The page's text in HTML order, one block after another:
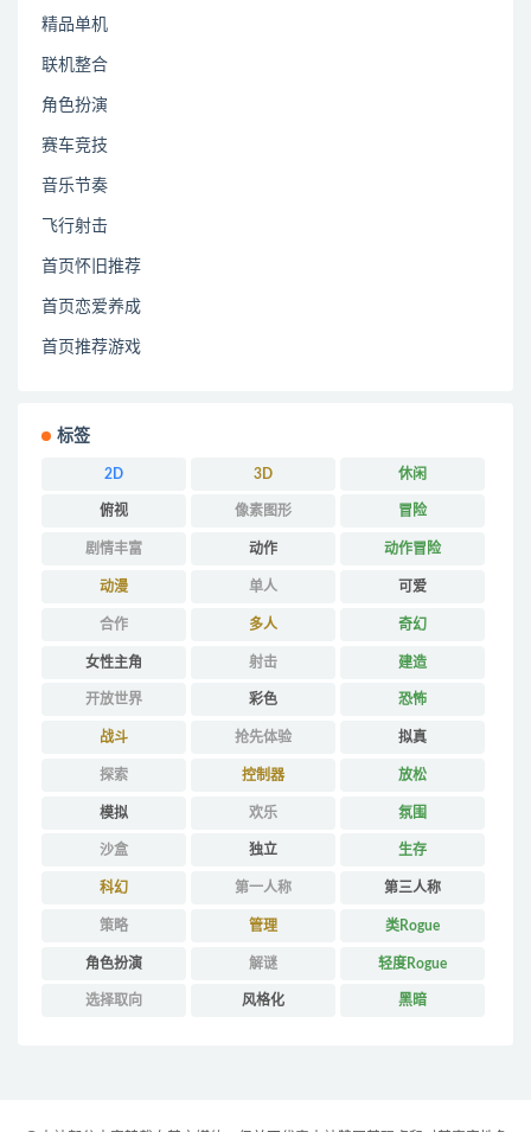
精品单机
联机整合
角色扮演
赛车竞技
音乐节奏
飞行射击
首页怀旧推荐
首页恋爱养成
首页推荐游戏
标签
2D 3D 休闲
俯视 像素图形 冒险
剧情丰富 动作 动作冒险
动漫 单人 可爱
合作 多人 奇幻
女性主角 射击 建造
开放世界 彩色 恐怖
战斗 抢先体验 拟真
探索 控制器 放松
模拟 欢乐 氛围
沙盒 独立 生存
科幻 第一人称 第三人称
策略 管理 类Rogue
角色扮演 解谜 轻度Rogue
选择取向 风格化 黑暗